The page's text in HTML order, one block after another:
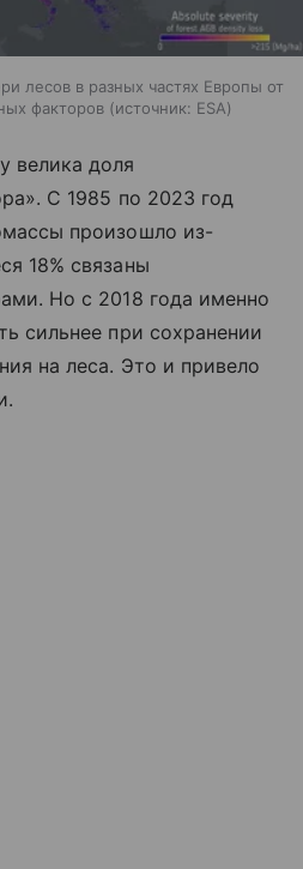
лесов в разных частях Европы от
факторов
источник: ESA
велика доля
С 1985 по 2023 год
произошло из-
18% связаны
Но с 2018 года именно
сильнее при сохранении
на леса. Это и привело